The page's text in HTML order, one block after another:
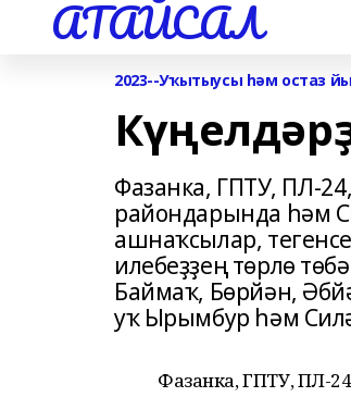
АТАЙСАЛ
2023--Уҡытыусы һәм остаз
Фазанка, ГПТУ, ПЛ-
райондарында һәм
ашнаҡсылар,
илебеҙҙең төрлө
Баймаҡ, Бөрйән,
уҡ Ырымбур һәм
Фазанка, ГПТУ, ПЛ-